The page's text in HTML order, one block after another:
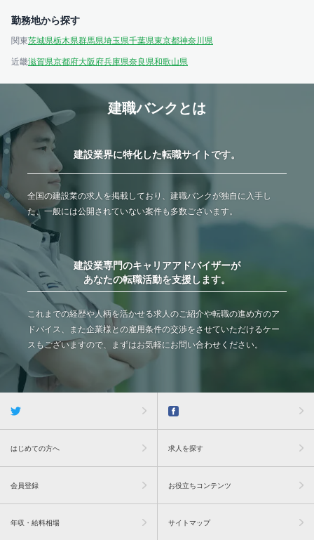
勤務地から探す
関東茨城県栃木県群馬県埼玉県千葉県東京都神奈川県
近畿滋賀県京都府大阪府兵庫県奈良県和歌山県
建職バンクとは
建設業界に特化した転職サイトです。
全国の建設業の求人を掲載しており、建職バンクが独自に入手し
た、一般には公開されていない案件も多数ございます。
建設業専門のキャリアアドバイザーが
あなたの転職活動を支援します。
これまでの経歴や人柄を活かせる求人のご紹介や転職の進め方のア
ドバイス、また企業様との雇用条件の交渉をさせていただけるケー
スもございますので、まずはお気軽にお問い合わせください。
はじめての方へ 求人を探す
会員登録 お役立ちコンテンツ
年収・給料相場 サイトマップ